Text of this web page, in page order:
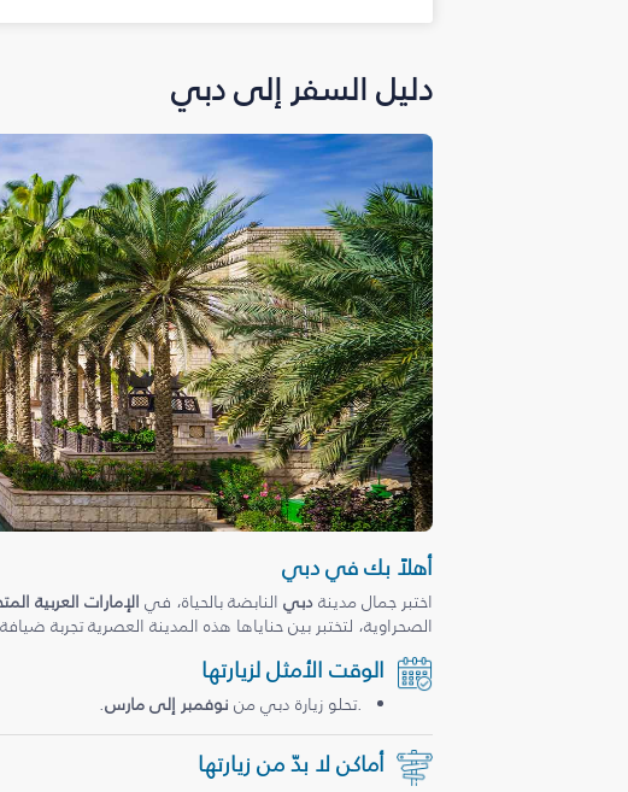
دليل السفر إلى دبي
أهلاً بك في دبي
اختبر جمال مدينةدبي النابضة بالحياة، في الإمارات العربية
الصحراوية، لتختبر بين حناياها هذه المدينة العصرية تجربة
الوقت الأمثل لزيارتها
.تحلو زيارة دبي من نوفمبر إلى مارس.
أماكن لا بدّ من زيارتها